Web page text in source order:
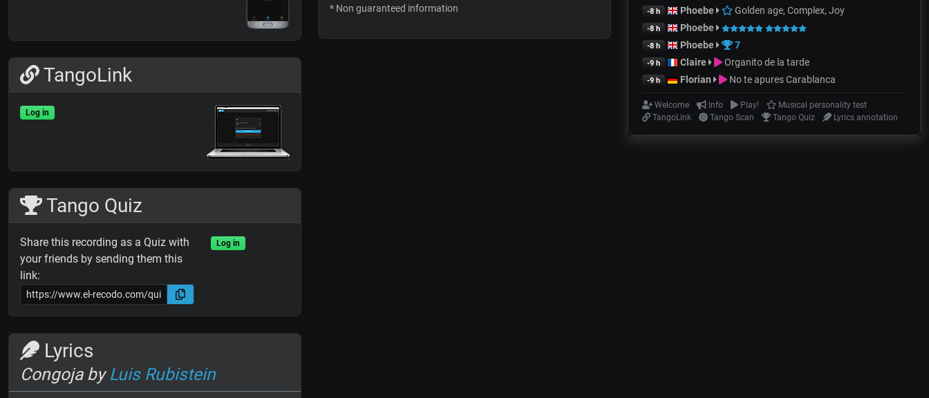
TangoLink
Log in
Tango Quiz
Share this recording as a Quiz with
your friends by sending them this
link:
Log in
Lyrics
Congoja byLuis Rubistein
* Non guaranteed information -8 h Phoebe Golden age, Complex, Joy
-8 h Phoebe
-8 h Phoebe 7
-9 h Claire Organito de la tarde
-9 h Florian No te apures Carablanca
Welcome Info Play!
Musical personality test
TangoLink
Tango Scan Tango Quiz Lyrics annotation